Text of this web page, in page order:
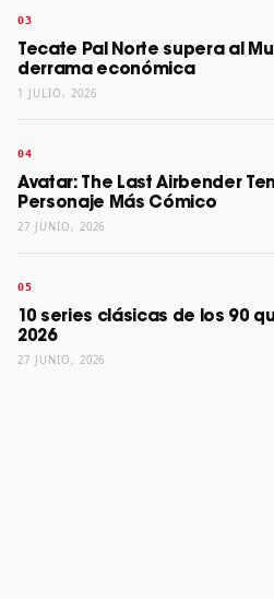
Tecate Pal Norte supera al
derrama económica
1 JULIO, 2026
Avatar: The Last Airbender
Personaje Más Cómico
27 JUNIO, 2026
10 series clásicas de los 90
2026
27 JUNIO, 2026